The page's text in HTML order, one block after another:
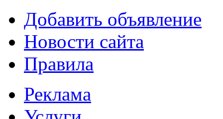
Добавить объявление
Новости сайта
Правила
Реклама